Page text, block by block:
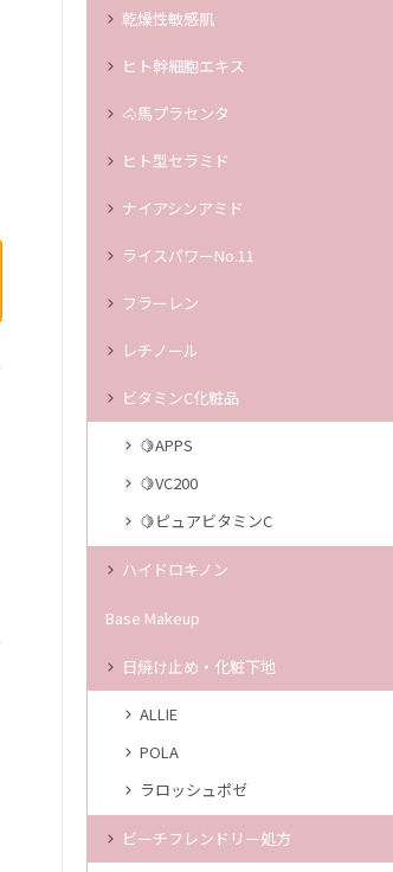
乾燥性敏感肌
ヒト幹細胞エキス
🐴馬プラセンタ
ヒト型セラミド
ナイアシンアミド
ライスパワーNo.11
フラーレン
レチノール
ビタミンC化粧品
🍋APPS
🍋VC200
🍋ピュアビタミンC
ハイドロキノン
Base Makeup
日焼け止め・化粧下地
ALLIE
POLA
ラロッシュポゼ
ビーチフレンドリー処方